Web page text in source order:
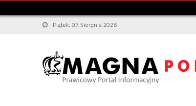
Piątek, 07 Sierpnia 2026